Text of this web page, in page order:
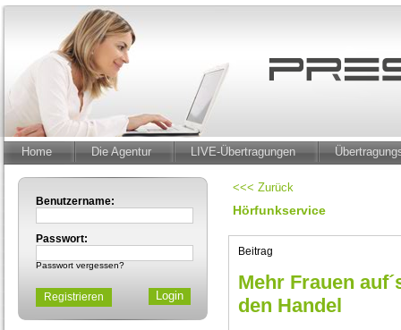
Home Die Agentur LIVE-Übertragungen
Benutzername:
Passwort:
Passwort vergessen?
Registrieren
<<< Zurück
Hörfunkservice
Beitrag
Mehr Frauen
den Handel